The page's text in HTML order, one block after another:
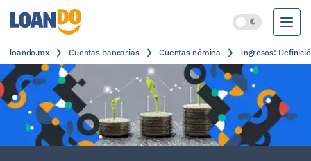
Préstamos
Créditos
Cuentas bancarias
loando.mx Cuentas bancarias Cuentas nómina Ingresos: